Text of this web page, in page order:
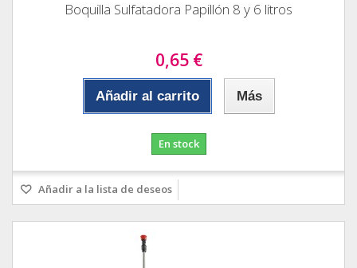
Boquilla Sulfatadora Papillón 8 y 6 litros
0,65 €
Añadir al carrito Más
En stock
Añadir a la lista de deseos